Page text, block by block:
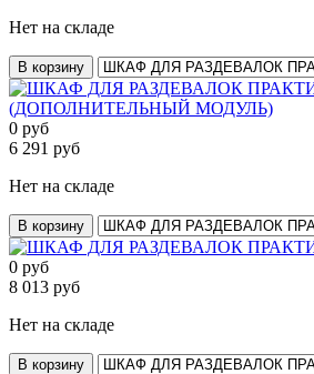
Нет на складе
В корзину
(ДОПОЛНИТЕЛЬНЫЙ МОДУЛЬ)
0 руб
6 291 руб
Нет на складе
В корзину
0 руб
8 013 руб
Нет на складе
В корзину